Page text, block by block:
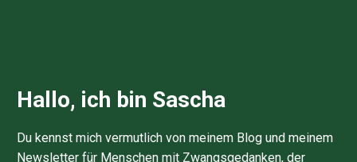
Hallo, ich bin Sascha
Du kennst mich vermutlich von meinem Blog und meinem
Newsletter für Menschen mit Zwangsgedanken, der